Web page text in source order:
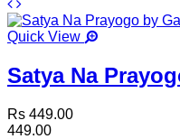
Quick View
Satya Na
Rs 449.00
449.00